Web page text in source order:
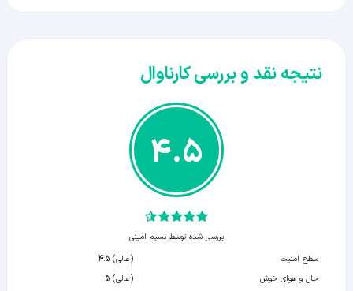
نتیجه نقد و بررسی کارناوال
4.5
بررسی شده توسط نسیم امینی
سطح امنیت
(عالی) 4.5
حال و هوای خوش
(عالی) 5